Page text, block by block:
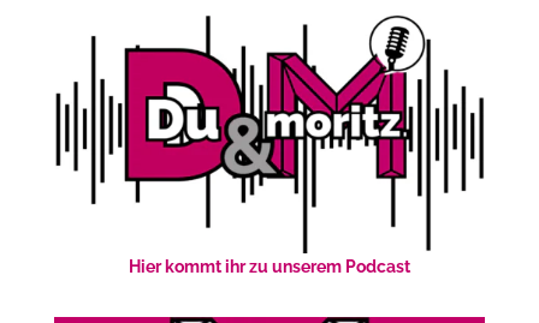
Hier kommt ihr zu unserem Podcast